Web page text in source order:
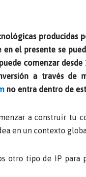
producidas
en el presente se
comenzar
a través de
no entra dentro de
a construir tu
en un contexto
otro tipo de IP para